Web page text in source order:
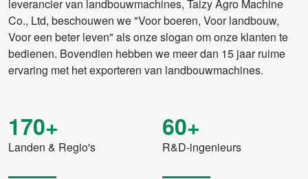
leverancier van landbouwmachines, Taizy Agro Machine
Co., Ltd, beschouwen we "Voor boeren, Voor landbouw,
Voor een beter leven" als onze slogan om onze klanten te
bedienen. Bovendien hebben we meer dan 15 jaar ruime
ervaring met het exporteren van landbouwmachines.
170+
Landen & Regio's
60+
R&D-ingenieurs